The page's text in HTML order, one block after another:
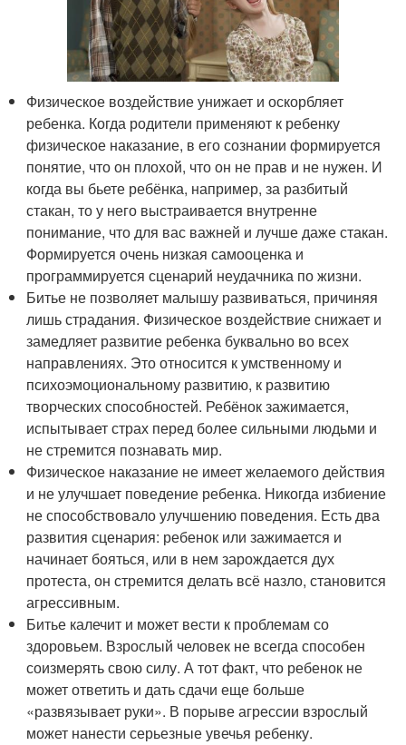
Физическое воздействие унижает и оскорбляет
ребенка. Когда родители применяют к ребенку
физическое наказание, в его сознании формируется
понятие, что он плохой, что он не прав и не нужен. И
когда вы бьете ребёнка, например, за разбитый
стакан, то у него выстраивается внутренне
понимание, что для вас важней и лучше даже стакан.
Формируется очень низкая самооценка и
программируется сценарий неудачника по жизни.
Битье не позволяет малышу развиваться, причиняя
лишь страдания. Физическое воздействие снижает и
замедляет развитие ребенка буквально во всех
направлениях. Это относится к умственному и
психоэмоциональному развитию, к развитию
творческих способностей. Ребёнок зажимается,
испытывает страх перед более сильными людьми и
не стремится познавать мир.
Физическое наказание не имеет желаемого действия
и не улучшает поведение ребенка. Никогда избиение
не способствовало улучшению поведения. Есть два
развития сценария: ребенок или зажимается и
начинает бояться, или в нем зарождается дух
протеста, он стремится делать всё назло, становится
агрессивным.
Битье калечит и может вести к проблемам со
здоровьем. Взрослый человек не всегда способен
соизмерять свою силу. А тот факт, что ребенок не
может ответить и дать сдачи еще больше
«развязывает руки». В порыве агрессии взрослый
может нанести серьезные увечья ребенку.